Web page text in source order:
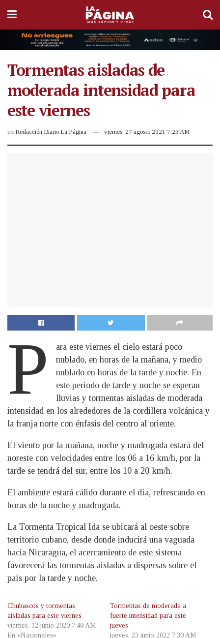
Tormentas aisladas de
moderada intensidad para
este viernes
porRedacción Diario La Página viernes, 27 agosto 2021 7:23 AM
P
ara este viernes el cielo estará poco
nublado, en horas de la mañana, y medio
nublado en horas de la tarde y noche. En
este periodo de tarde y noche se esperan
lluvias y tormentas aisladas de moderada
intensidad en los alrededores de la cordillera volcánica y
la franja norte con énfasis del centro al oriente.
El viento por la mañana, noche y madrugada estará del
noreste con velocidades entre los 06 a 16 km/h, por la
tarde se tendrá del sur, entre los 10 a 20 km/h.
El ambiente estará cálido durante el día, refrescando en
horas de la noche y madrugada.
La Tormenta Tropical Ida se ubicará al oeste sobre
territorio cubano, desde donde inducirá una vaguada
hacia Nicaragua, el acercamiento de este sistema
favorecerá las tormentas aisladas a dispersas sobre el
país por la tarde y noche.
Chubascos y tormentas
aisladas para este viernes
viernes, 12 junio 2020 7:49 AM
En «Nacionales»
Tormentas de moderada a
fuerte intensidad para este
jueves
jueves, 23 junio 2022 7:30 AM